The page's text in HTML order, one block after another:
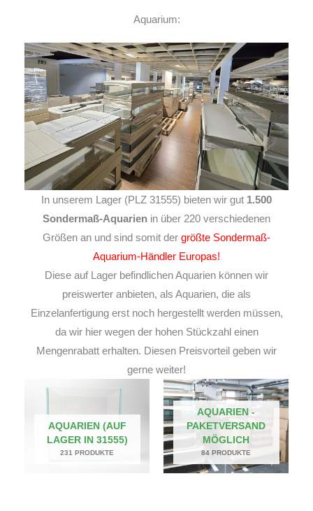
Aquarium:
In unserem Lager (PLZ 31555) bieten wir gut 1.500
Sondermaß-Aquarien in über 220 verschiedenen
Größen an und sind somit der größte Sondermaß-
Aquarium-Händler Europas!
Diese auf Lager befindlichen Aquarien können wir
preiswerter anbieten, als Aquarien, die als
Einzelanfertigung erst noch hergestellt werden müssen,
da wir hier wegen der hohen Stückzahl einen
Mengenrabatt erhalten. Diesen Preisvorteil geben wir
gerne weiter!
AQUARIEN (AUF
LAGER IN 31555)
231 PRODUKTE
AQUARIEN -
PAKETVERSAND
MÖGLICH
84 PRODUKTE